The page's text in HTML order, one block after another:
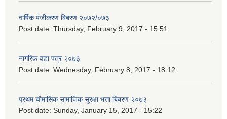
वार्षिक पंजीकरण बिबरण २०७२/०७३
Post date: Thursday, February 9, 2017 - 15:51
नागरिक वडा पत्र २०७३
Post date: Wednesday, February 8, 2017 - 18:12
प्रथम चौमासिक सामाजिक सुरक्षा भत्ता बिबरण २०७३
Post date: Sunday, January 15, 2017 - 15:22